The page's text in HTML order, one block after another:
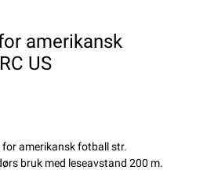
amerikansk
US
amerikansk fotball str.
bruk med leseavstand 200 m.